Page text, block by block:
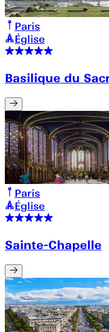
Paris
Église
Basilique du
Paris
Église
Sainte-Chapelle